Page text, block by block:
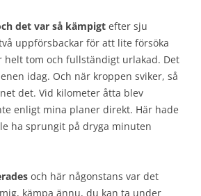
det var så kämpigt efter sju
uppförsbackar för att lite försöka
helt tom och fullständigt urlakad. Det
idag. Och när kroppen sviker, så
det. Vid kilometer åtta blev
enligt mina planer direkt. Här hade
ha sprungit på dryga minuten
och här någonstans var det
kämpa ännu, du kan ta under